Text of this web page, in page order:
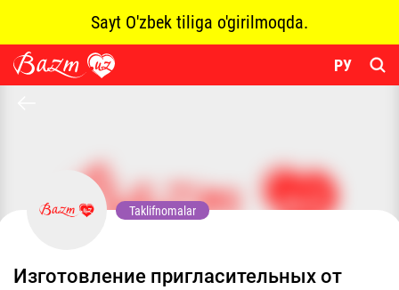
Sayt O'zbek tiliga o'girilmoqda.
РУ
Taklifnomalar
Изготовление пригласительных от